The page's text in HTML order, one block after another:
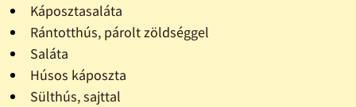
Káposztasaláta
Rántotthús, párolt zöldséggel
Saláta
Húsos káposzta
Sülthús, sajttal